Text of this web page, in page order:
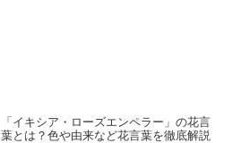
「イキシア・ローズエンペラー」の花言
葉とは？色や由来など花言葉を徹底解説